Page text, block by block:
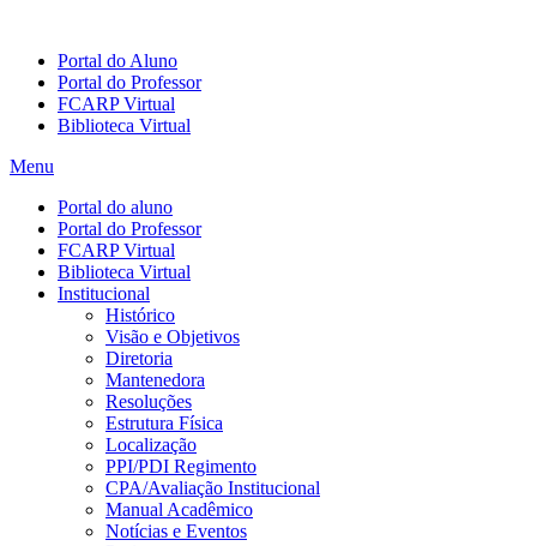
Portal do Aluno
Portal do Professor
FCARP Virtual
Biblioteca Virtual
Menu
Portal do aluno
Portal do Professor
FCARP Virtual
Biblioteca Virtual
Institucional
Histórico
Visão e Objetivos
Diretoria
Mantenedora
Resoluções
Estrutura Física
Localização
PPI/PDI Regimento
CPA/Avaliação Institucional
Manual Acadêmico
Notícias e Eventos